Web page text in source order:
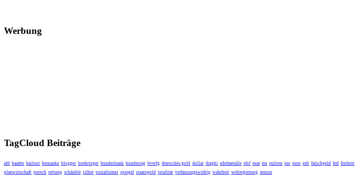
Werbung
TagCloud Beiträge
afd baader bailout bernanke blogger boehringer bundesbank bundestag bverfg deutsches gold dollar draghi edelmetalle efsf esm eu euliten eur euro ezb falschgeld fed freiheit
planwirtschaft putsch rettung schäuble silber sozialismus spiegel staatsgold totalitär verfassungswidrig wahrheit weltregierung zensur